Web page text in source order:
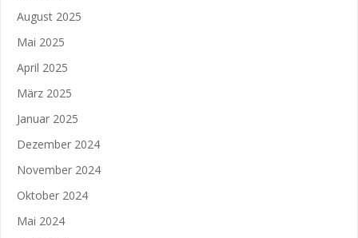
August 2025
Mai 2025
April 2025
März 2025
Januar 2025
Dezember 2024
November 2024
Oktober 2024
Mai 2024